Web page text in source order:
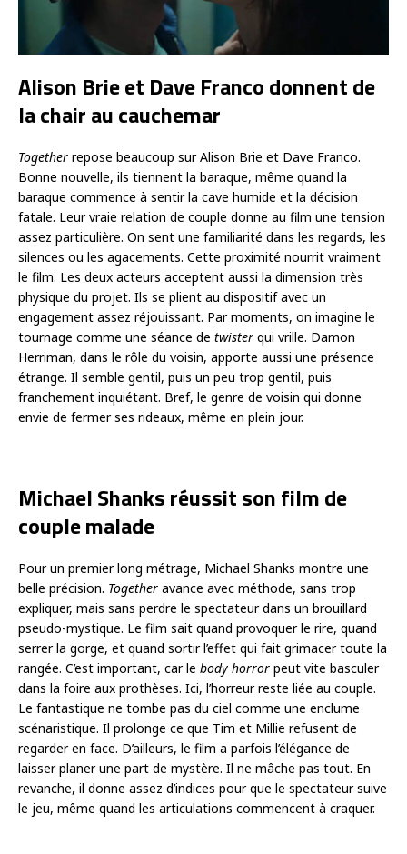
Alison Brie et Dave Franco donnent de
la chair au cauchemar
Together repose beaucoup sur Alison Brie et Dave Franco.
Bonne nouvelle, ils tiennent la baraque, même quand la
baraque commence à sentir la cave humide et la décision
fatale. Leur vraie relation de couple donne au film une tension
assez particulière. On sent une familiarité dans les regards, les
silences ou les agacements. Cette proximité nourrit vraiment
le film. Les deux acteurs acceptent aussi la dimension très
physique du projet. Ils se plient au dispositif avec un
engagement assez réjouissant. Par moments, on imagine le
tournage comme une séance de twister qui vrille. Damon
Herriman, dans le rôle du voisin, apporte aussi une présence
étrange. Il semble gentil, puis un peu trop gentil, puis
franchement inquiétant. Bref, le genre de voisin qui donne
envie de fermer ses rideaux, même en plein jour.
Michael Shanks réussit son film de
couple malade
Pour un premier long métrage, Michael Shanks montre une
belle précision. Together avance avec méthode, sans trop
expliquer, mais sans perdre le spectateur dans un brouillard
pseudo-mystique. Le film sait quand provoquer le rire, quand
serrer la gorge, et quand sortir l’effet qui fait grimacer toute la
rangée. C’est important, car le body horror peut vite basculer
dans la foire aux prothèses. Ici, l’horreur reste liée au couple.
Le fantastique ne tombe pas du ciel comme une enclume
scénaristique. Il prolonge ce que Tim et Millie refusent de
regarder en face. D’ailleurs, le film a parfois l’élégance de
laisser planer une part de mystère. Il ne mâche pas tout. En
revanche, il donne assez d’indices pour que le spectateur suive
le jeu, même quand les articulations commencent à craquer.